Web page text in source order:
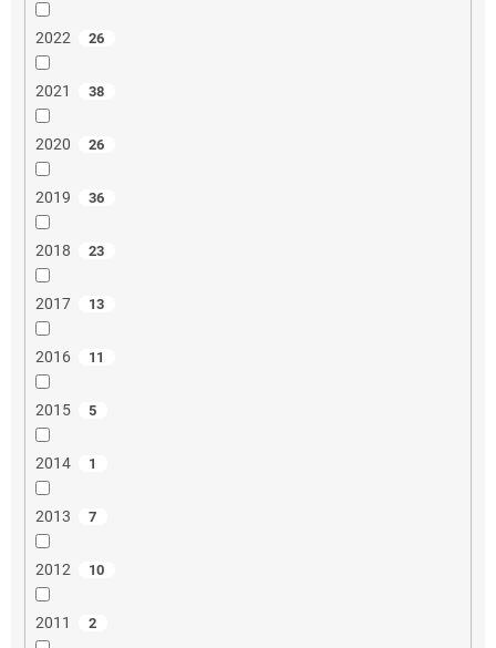
2022 26
2021 38
2020 26
2019 36
2018 23
2017 13
2016 11
2015 5
2014 1
2013 7
2012 10
2011 2